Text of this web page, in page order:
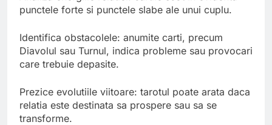
punctele forte si punctele slabe ale unui cuplu.
Identifica obstacolele: anumite carti, precum
Diavolul sau Turnul, indica probleme sau provocari
care trebuie depasite.
Prezice evolutiile viitoare: tarotul poate arata daca
relatia este destinata sa prospere sau sa se
transforme.